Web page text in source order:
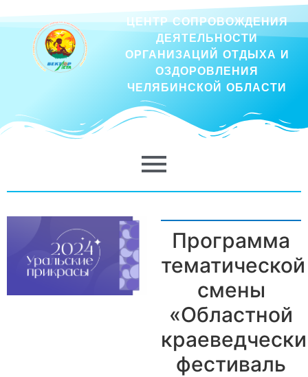
ЦЕНТР СОПРОВОЖДЕНИЯ
ДЕЯТЕЛЬНОСТИ
ОРГАНИЗАЦИЙ ОТДЫХА И
ОЗДОРОВЛЕНИЯ
ЧЕЛЯБИНСКОЙ ОБЛАСТИ
Программа
тематической
смены
«Областной
фестиваль